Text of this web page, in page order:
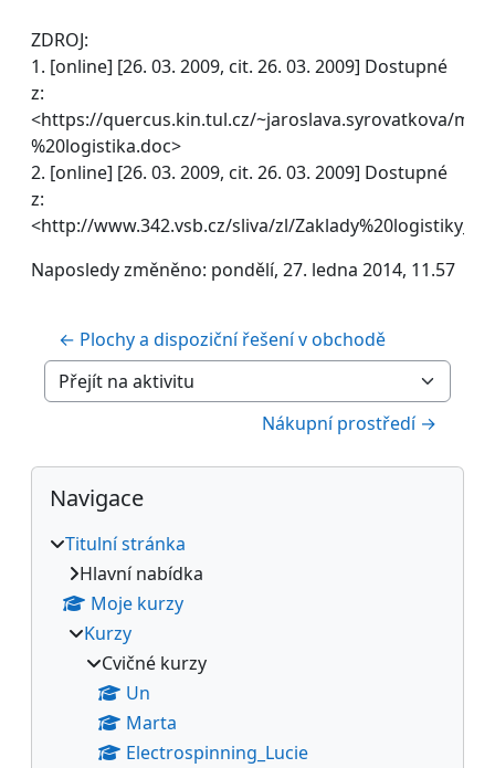
ZDROJ:
1. [online] [26. 03. 2009, cit. 26. 03. 2009] Dostupné
z:
<https://quercus.kin.tul.cz/~jaroslava.syrovatkova/
%20logistika.doc>
2. [online] [26. 03. 2009, cit. 26. 03. 2009] Dostupné
z:
<http://www.342.vsb.cz/sliva/zl/
Naposledy změněno: pondělí, 27. ledna 2014, 11.57
← Plochy a dispoziční řešení v obchodě
Přejít na aktivitu
Nákupní prostředí →
Bloky
Přeskočit: Navigace
Navigace
Titulní stránka
Hlavní nabídka
Moje kurzy
Kurzy
Cvičné kurzy
Un
Marta
Electrospinning_Lucie